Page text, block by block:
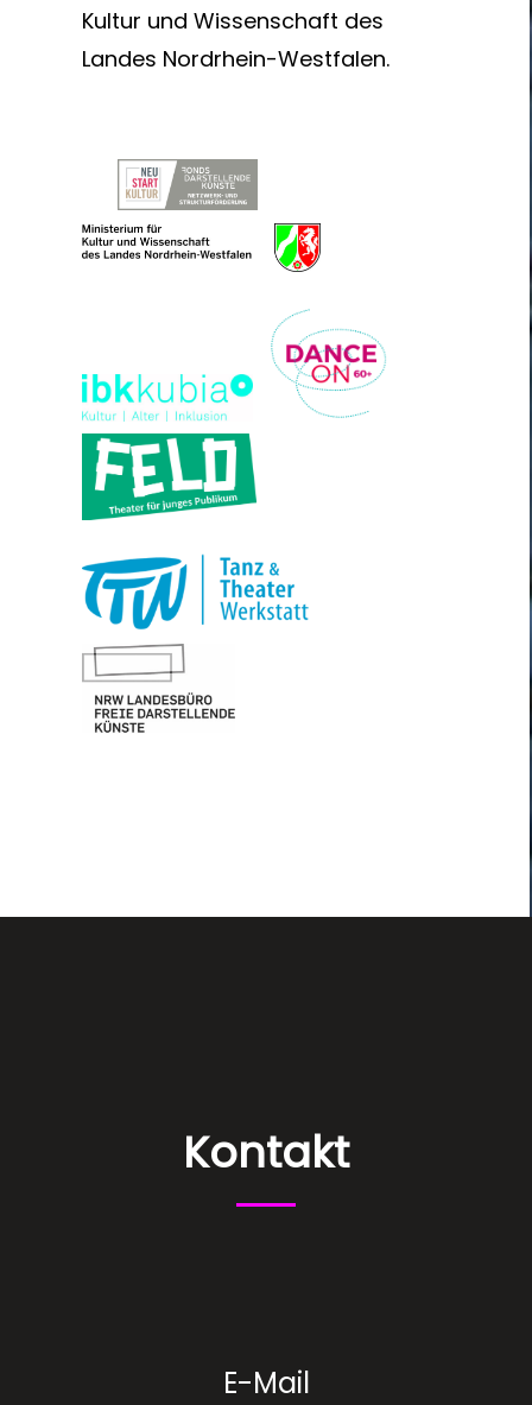
Kultur und Wissenschaft des
Landes Nordrhein-Westfalen.
Kontakt
E-Mail